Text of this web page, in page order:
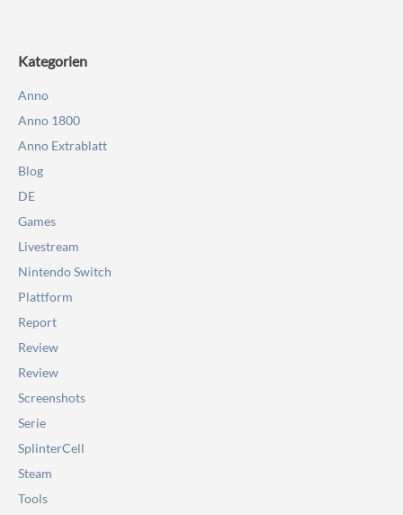
Kategorien
Anno
Anno 1800
Anno Extrablatt
Blog
DE
Games
Livestream
Nintendo Switch
Plattform
Report
Review
Review
Screenshots
Serie
SplinterCell
Steam
Tools